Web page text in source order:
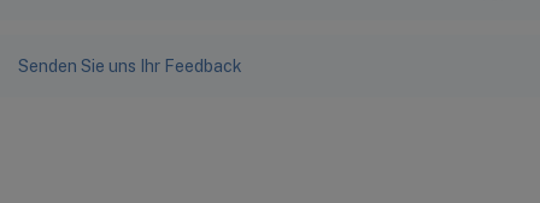
Senden Sie uns Ihr Feedback